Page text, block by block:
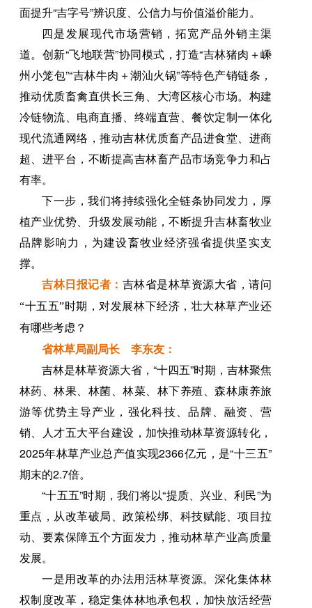
面提升“吉字号”辨识度、公信力与价值溢价能力。
四是发展现代市场营销，拓宽产品外销主渠
道。创新“飞地联营”协同模式，打造“吉林猪肉＋嵊
州小笼包”“吉林牛肉＋潮汕火锅”等特色产销链条，
推动优质畜禽直供长三角、大湾区核心市场。构建
冷链物流、电商直播、终端直营、餐饮定制一体化
现代流通网络，推动吉林优质畜产品进食堂、进商
超、进平台，不断提高吉林畜产品市场竞争力和占
有率。
下一步，我们将持续强化全链条协同发力，厚
植产业优势、升级发展动能，不断提升吉林畜牧业
品牌影响力，为建设畜牧业经济强省提供坚实支
撑。
吉林日报记者 ： 吉林省是林草资源大省，请问
“十五五”时期，对发展林下经济，壮大林草产业还
有哪些考虑？
省林草局副局长 李东友：
吉林是林草资源大省，“十四五”时期，吉林聚焦
林药、林果、林菌、林菜、林下养殖、森林康养旅
游等优势主导产业，强化科技、品牌、融资、营
销、人才五大平台建设，加快推动林草资源转化，
2025年林草产业总产值实现2366亿元，是“十三五”
期末的2.7倍。
“十五五”时期，我们将以“提质、兴业、利民”为
重点，从改革破局、政策松绑、科技赋能、项目拉
动、要素保障五个方面发力，推动林草产业高质量
发展。
一是用改革的办法用活林草资源。深化集体林
权制度改革，稳定集体林地承包权，加快放活经营